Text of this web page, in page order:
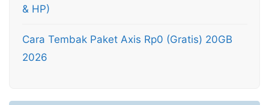
& HP)
Cara Tembak Paket Axis Rp0 (Gratis) 20GB
2026